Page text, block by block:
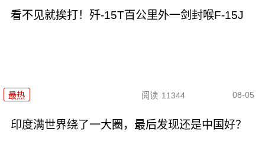
看不见就挨打！歼-15T百公里外一剑封喉F-15J
最热 阅读 11344 08-05
印度满世界绕了一大圈，最后发现还是中国好？